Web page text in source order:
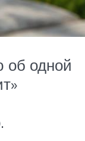
одной